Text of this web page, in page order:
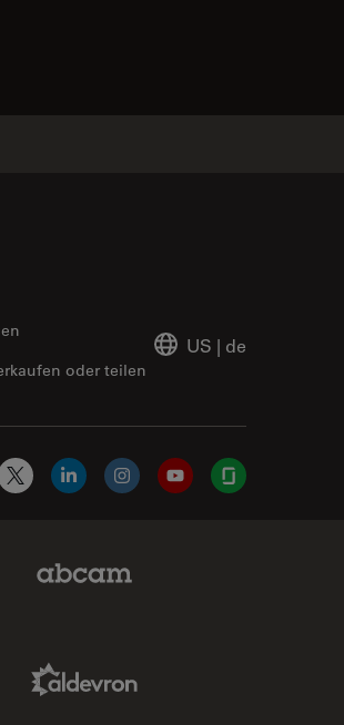
oder teilen
US | de
X LinkedInInstagramYouTubeGlassdoor